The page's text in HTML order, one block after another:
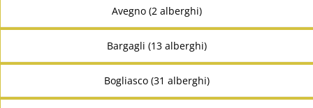
Avegno (2 alberghi)
Bargagli (13 alberghi)
Bogliasco (31 alberghi)